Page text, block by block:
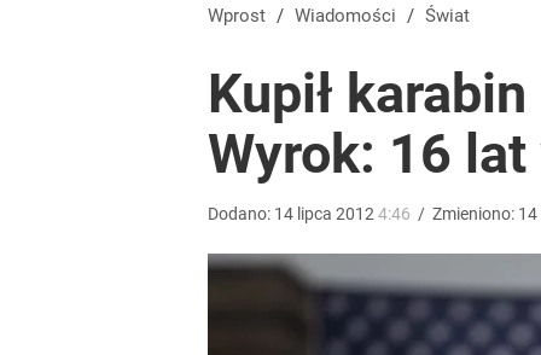
Gen. Pawlikowski: Przywiozłem cenną lekcję z
Polaku oszczędzaj wodę i prąd. Za granicą już są
Vistula x LOT: Elegancja w podróży. Premiera
Wprost / Wiadomości / Świat
Kupił
Wyrok: 16
Dodano: 14 lipca 2012 4:46 / Zmieniono: 14